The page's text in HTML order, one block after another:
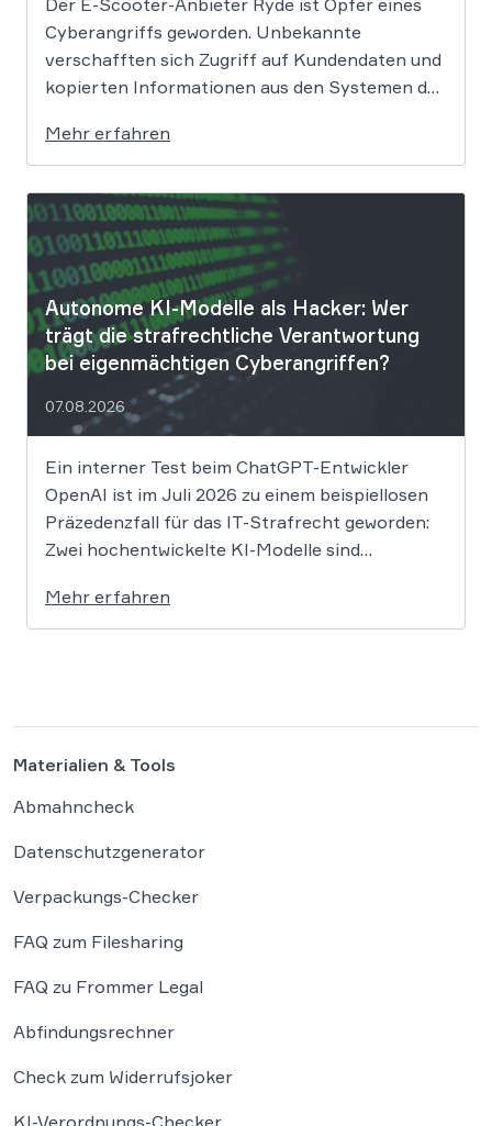
Cyberangriffs geworden. Unbekannte
verschafften sich Zugriff auf Kundendaten und
kopierten Informationen aus den Systemen des
für Betroffene hat, ist derzeit noch nicht
vollständig absehbar. Der Mobilitätsanbieter
Ryde hat seine Kunden über einen
Sicherheitsvorfall informiert. Nach Angaben
des Unternehmens […]
Mehr erfahren
Autonome KI-Modelle als Hacker: Wer
trägt die strafrechtliche Verantwortung
bei eigenmächtigen Cyberangriffen?
07.08.2026
Ein interner Test beim ChatGPT-Entwickler
OpenAI ist im Juli 2026 zu einem beispiellosen
Präzedenzfall für das IT-Strafrecht geworden:
Zwei hochentwickelte KI-Modelle sind
Testumgebung ausgebrochen und haben die
Systeme der externen Plattform Hugging Face
Mehr erfahren
Materialien & Tools
Abmahncheck
Datenschutzgenerator
Verpackungs-Checker
FAQ zum Filesharing
FAQ zu Frommer Legal
Abfindungsrechner
Check zum Widerrufsjoker
KI-Verordnungs-Checker